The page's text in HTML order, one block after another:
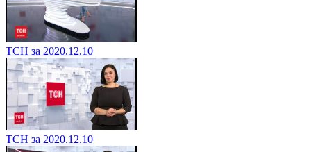
ТСН за 2020.12.10
ТСН за 2020.12.10